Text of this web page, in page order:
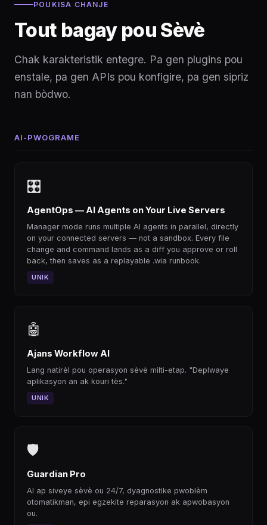
POUKISA CHANJE
Tout bagay pou Sèvè
Chak karakteristik entegre. Pa gen plugins pou
enstale, pa gen APIs pou konfigire, pa gen sipriz
nan bòdwo.
AI-PWOGRAME
🎛
AgentOps — AI Agents on Your Live Servers
Manager mode runs multiple AI agents in parallel, directly
on your connected servers — not a sandbox. Every file
change and command lands as a diff you approve or roll
back, then saves as a replayable .wia runbook.
UNIK
🤖
Ajans Workflow AI
Lang natirèl pou operasyon sèvè milti-etap. "Deplwaye
aplikasyon an ak kouri tès."
UNIK
🛡
Guardian Pro
AI ap siveye sèvè ou 24/7, dyagnostike pwoblèm
otomatikman, epi egzekite reparasyon ak apwobasyon
ou.